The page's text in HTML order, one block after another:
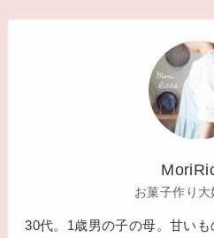
お菓子作り
30代。1歳男の子の母。甘い